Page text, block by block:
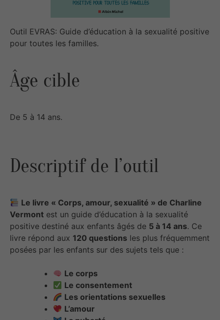
Outil EVRAS: Guide d’éducation à la sexualité positive
pour toutes les familles.
Âge cible
De 5 à 14 ans.
Descriptif de l’outil
Le livre « Corps, amour, sexualité » de Charline
Vermont est un guide d’éducation à la sexualité
positive destiné aux enfants âgés de 5 à 14 ans. Ce
livre répond aux 120 questions les plus fréquemment
posées par les enfants sur des sujets tels que :
Le corps
Le consentement
Les orientations sexuelles
L’amour